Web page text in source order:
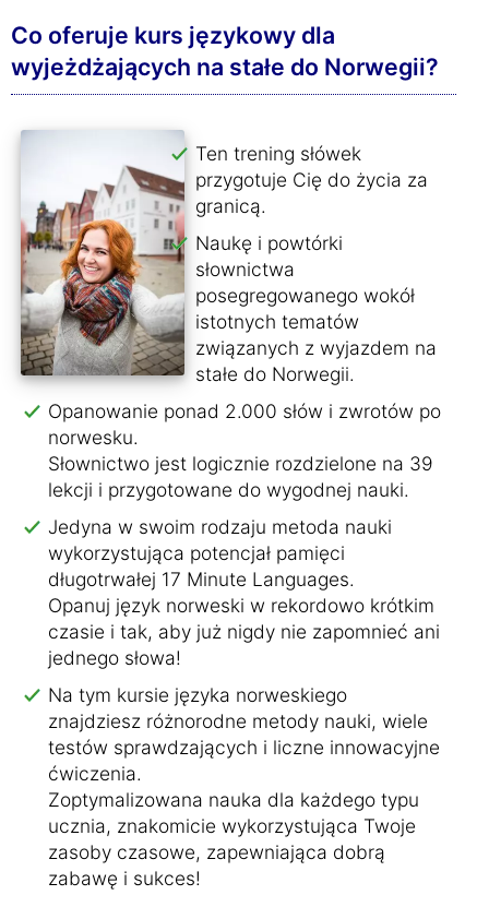
Co oferuje kurs językowy dla
wyjeżdżających na stałe do Norwegii?
Ten trening słówek
przygotuje Cię do życia za
granicą.
Naukę i powtórki
słownictwa
posegregowanego wokół
istotnych tematów
związanych z wyjazdem na
stałe do Norwegii.
Opanowanie ponad 2.000 słów i zwrotów po
norwesku.
Słownictwo jest logicznie rozdzielone na 39
lekcji i przygotowane do wygodnej nauki.
Jedyna w swoim rodzaju metoda nauki
wykorzystująca potencjał pamięci
długotrwałej 17 Minute Languages.
Opanuj język norweski w rekordowo krótkim
czasie i tak, aby już nigdy nie zapomnieć ani
jednego słowa!
Na tym kursie języka norweskiego
znajdziesz różnorodne metody nauki, wiele
testów sprawdzających i liczne innowacyjne
ćwiczenia.
Zoptymalizowana nauka dla każdego typu
ucznia, znakomicie wykorzystująca Twoje
zasoby czasowe, zapewniająca dobrą
zabawę i sukces!